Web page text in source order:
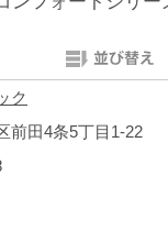
ク
前田4条5丁目1-22